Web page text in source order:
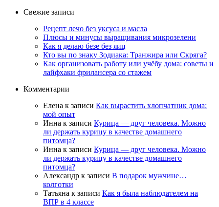
Свежие записи
Рецепт лечо без уксуса и масла
Плюсы и минусы выращивания микрозелени
Как я делаю безе без яиц
Кто вы по знаку Зодиака: Транжира или Скряга?
Как организовать работу или учёбу дома: советы и
лайфхаки фрилансера со стажем
Комментарии
Елена к записи Как вырастить хлопчатник дома:
мой опыт
Инна к записи Курица — друг человека. Можно
ли держать курицу в качестве домашнего
питомца?
Инна к записи Курица — друг человека. Можно
ли держать курицу в качестве домашнего
питомца?
Александр к записи В подарок мужчине…
колготки
Татьяна к записи Как я была наблюдателем на
ВПР в 4 классе